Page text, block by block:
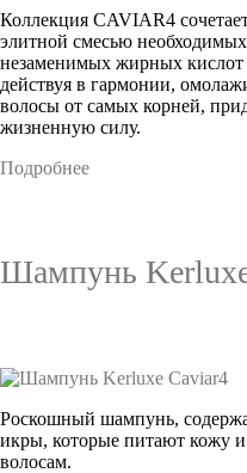
Коллекция CAVIAR4
элитной смесью
незаменимых жирных кислот
действуя в гармонии,
волосы от самых корней,
жизненную силу.
Подробнее
Шампунь
Роскошный шампунь,
икры, которые питают кожу
волосам.